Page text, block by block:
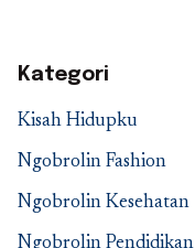
Kategori
Kisah Hidupku
Ngobrolin Fashion
Ngobrolin Kesehatan
Ngobrolin Pendidikan